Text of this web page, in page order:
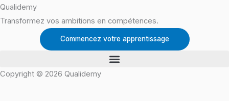
Qualidemy
Transformez vos ambitions en compétences.
Commencez votre apprentissage
Copyright © 2026 Qualidemy